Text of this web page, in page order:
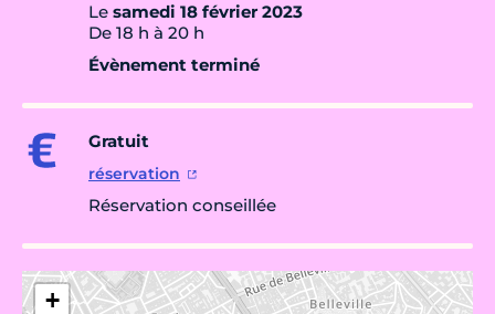
Le samedi 18 février 2023
De 18 h à 20 h
Évènement terminé
Gratuit
réservation
Réservation conseillée
+